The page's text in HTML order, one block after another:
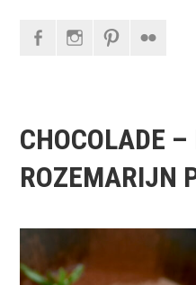
FacebookInstagram
CHOCOLADE
ROZEMARIJN